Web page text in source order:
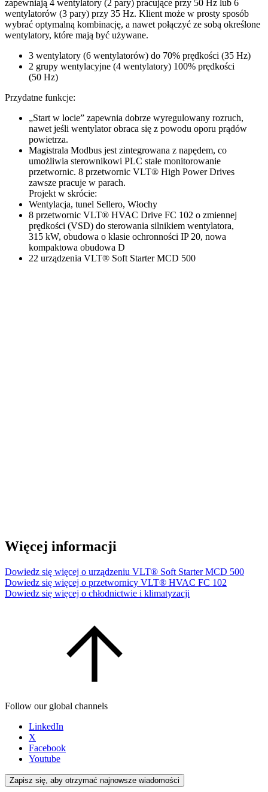
zapewniają 4 wentylatory (2 pary) pracujące przy 50 Hz lub 6
wentylatorów (3 pary) przy 35 Hz. Klient może w prosty sposób
wybrać optymalną kombinację, a nawet połączyć ze sobą określone
wentylatory, które mają być używane.
3 wentylatory (6 wentylatorów) do 70% prędkości (35 Hz)
2 grupy wentylacyjne (4 wentylatory) 100% prędkości
(50 Hz)
Przydatne funkcje:
„Start w locie” zapewnia dobrze wyregulowany rozruch,
nawet jeśli wentylator obraca się z powodu oporu prądów
powietrza.
Magistrala Modbus jest zintegrowana z napędem, co
umożliwia sterownikowi PLC stałe monitorowanie
przetwornic. 8 przetwornic VLT® High Power Drives
zawsze pracuje w parach.
Projekt w skrócie:
Wentylacja, tunel Sellero, Włochy
8 przetwornic VLT® HVAC Drive FC 102 o zmiennej
prędkości (VSD) do sterowania silnikiem wentylatora,
315 kW, obudowa o klasie ochronności IP 20, nowa
kompaktowa obudowa D
22 urządzenia VLT® Soft Starter MCD 500
Więcej informacji
Dowiedz się więcej o urządzeniu VLT® Soft Starter MCD 500
Dowiedz się więcej o przetwornicy VLT® HVAC FC 102
Dowiedz się więcej o chłodnictwie i klimatyzacji
Follow our global channels
LinkedIn
X
Facebook
Youtube
Zapisz się, aby otrzymać najnowsze wiadomości